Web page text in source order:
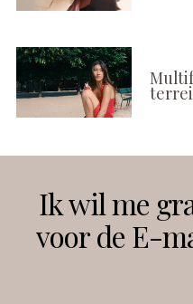
Instagram
Ik wil me
voor de E-